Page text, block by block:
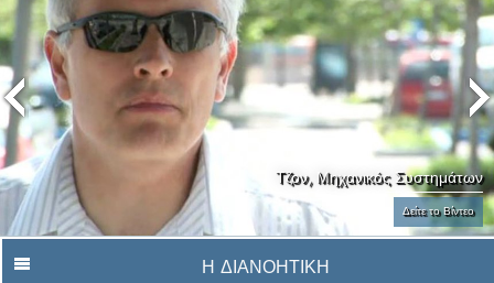
Τζον, Μηχανικός Συστημάτων
Δείτε το Βίντεο
Η ΔΙΑΝΟΗΤΙΚΗ